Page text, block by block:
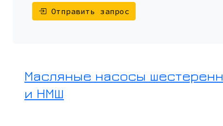
Отправить запрос
Масляные насосы
и НМШ